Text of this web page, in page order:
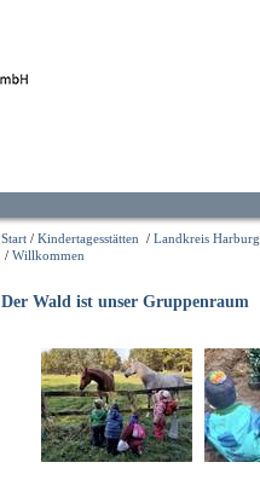
Start / Kindertagesstätten / Landkreis Harburg
/ Willkommen
Der Wald ist unser Gruppenraum